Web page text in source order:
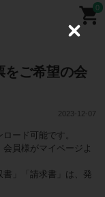
0
をご希望の会
2023-12-07
ード可能です。
員様がマイページよ
書」「請求書」は、発
C
e